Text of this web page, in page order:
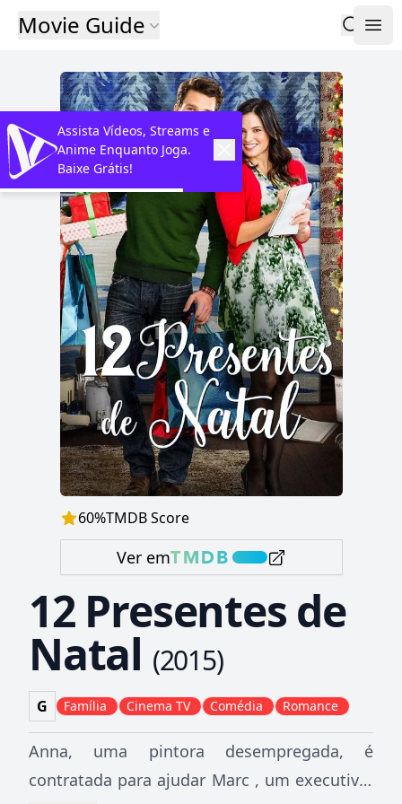
Movie Guide
60%TMDB Score
Ver em
12 Presentes de
Natal (2015)
G Família Cinema TV Comédia Romance
Anna, uma pintora desempregada, é
contratada para ajudar Marc , um executivo,
Assista Vídeos, Streams e
Anime Enquanto Joga.
Baixe Grátis!